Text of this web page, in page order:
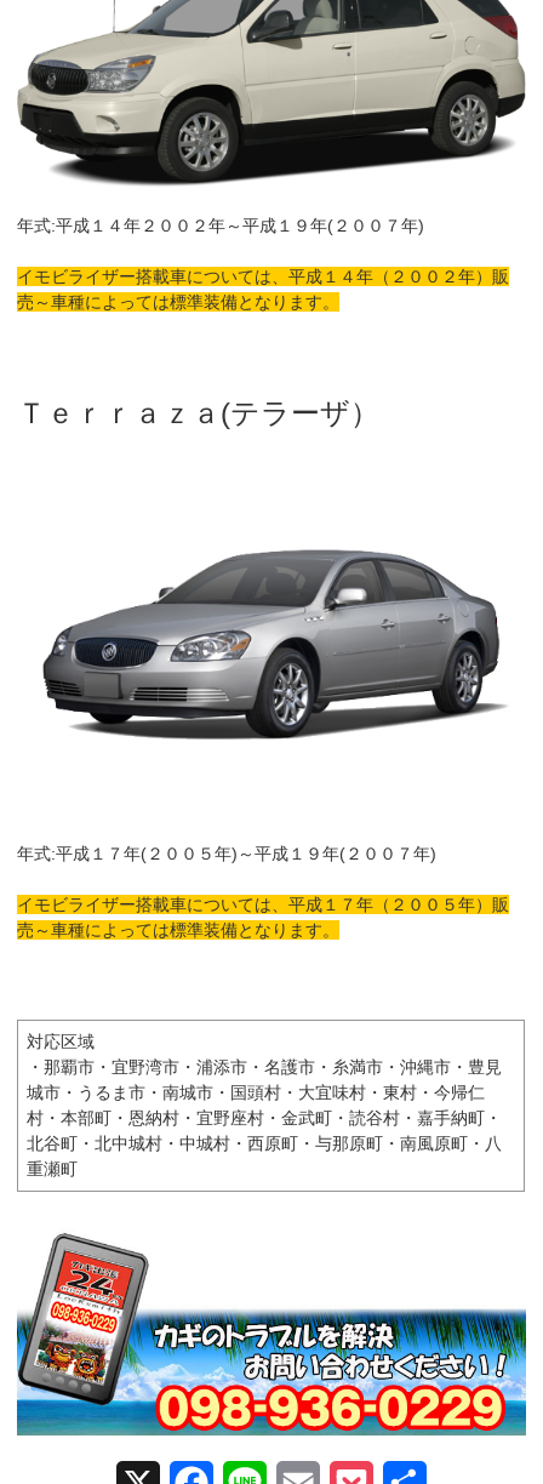
年式:平成１４年２００２年～平成１９年(２００７年)
イモビライザー搭載車については、平成１４年（２００２年）販
売～車種によっては標準装備となります。
Ｔｅｒｒａｚａ(テラーザ）
年式:平成１７年(２００５年)～平成１９年(２００７年)
イモビライザー搭載車については、平成１７年（２００５年）販
売～車種によっては標準装備となります。
対応区域
・那覇市・宜野湾市・浦添市・名護市・糸満市・沖縄市・豊見
城市・うるま市・南城市・国頭村・大宜味村・東村・今帰仁
村・本部町・恩納村・宜野座村・金武町・読谷村・嘉手納町・
北谷町・北中城村・中城村・西原町・与那原町・南風原町・八
重瀬町